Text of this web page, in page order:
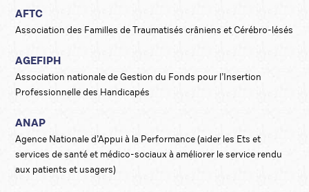
AFTC
Association des Familles de Traumatisés crâniens et Cérébro-lésés
AGEFIPH
Association nationale de Gestion du Fonds pour l’Insertion
Professionnelle des Handicapés
ANAP
Agence Nationale d’Appui à la Performance (aider les Ets et
services de santé et médico-sociaux à améliorer le service rendu
aux patients et usagers)